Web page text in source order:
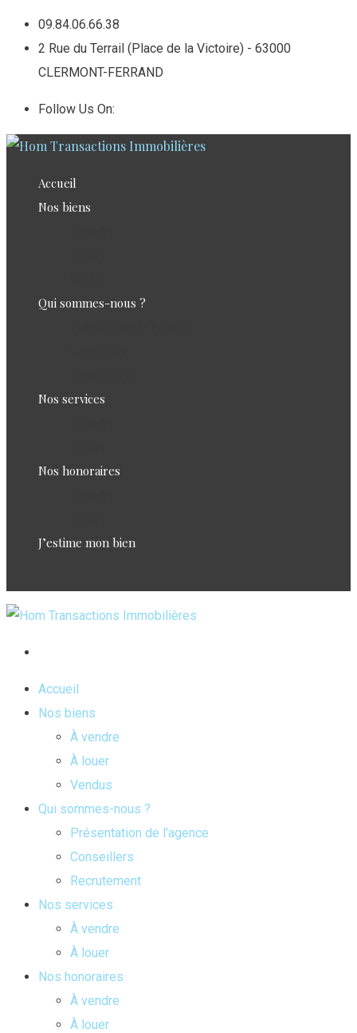
Skip
content
09.84.06.66.38
2 Rue du Terrail (Place de la Victoire) - 63000
CLERMONT-FERRAND
Follow Us On:
Accueil
Nos biens
Qui sommes-nous ?
Nos services
Nos honoraires
J’estime mon bien
Accueil
Nos biens
À vendre
À louer
Vendus
Qui sommes-nous ?
Présentation de l’agence
Conseillers
Recrutement
Nos services
À vendre
À louer
Nos honoraires
À vendre
À louer